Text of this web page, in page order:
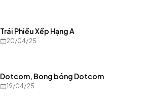
Trái Phiếu Xếp Hạng A
20/04/25
Dotcom, Bong bóng Dotcom
19/04/25